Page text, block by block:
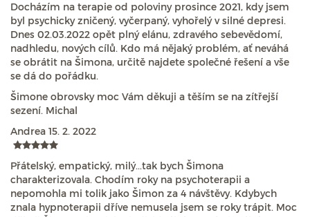
Docházím na terapie od poloviny prosince 2021, kdy jsem
byl psychicky zničený, vyčerpaný, vyhořelý v silné depresi.
Dnes 02.03.2022 opět plný elánu, zdravého sebevědomí,
nadhledu, nových cílů. Kdo má nějaký problém, ať neváhá
se obrátit na Šimona, určitě najdete společné řešení a vše
se dá do pořádku.
Šimone obrovsky moc Vám děkuji a těším se na zítřejší
sezení. Michal
Andrea 15. 2. 2022
Přátelský, empatický, milý...tak bych Šimona
charakterizovala. Chodím roky na psychoterapii a
nepomohla mi tolik jako Šimon za 4 návštěvy. Kdybych
znala hypnoterapii dříve nemusela jsem se roky trápit. Moc